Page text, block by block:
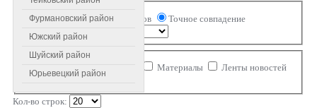
Фурмановский район
Южский район
Шуйский район
Юрьевецкий район
Все слова
Любое из слов
Точное совпадение
Порядок
Ограничение области поиска
Категории
Материалы
Ленты новостей
Кол-во строк: